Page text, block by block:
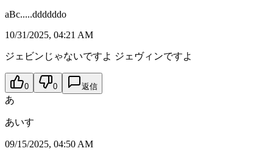
aBc.....ddddddo
10/31/2025, 04:21 AM
ジェビンじゃないですよ ジェヴィンですよ
0 0 返信
あ
あいす
09/15/2025, 04:50 AM